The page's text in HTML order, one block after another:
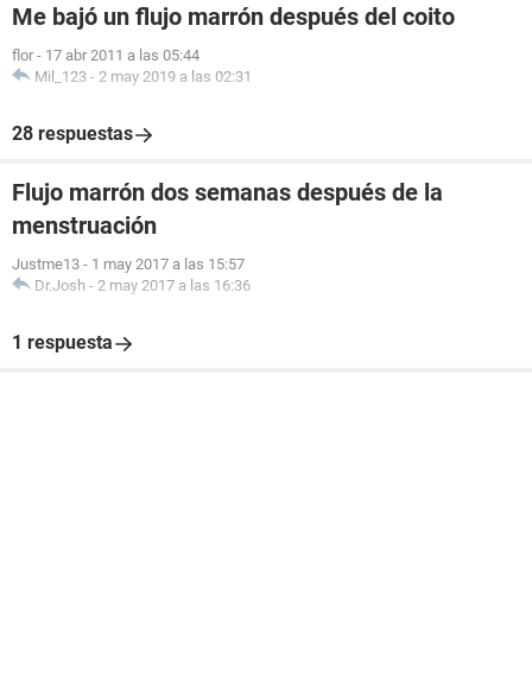
Me bajó un flujo marrón después del coito
flor - 17 abr 2011 a las 05:44
Mil_123 - 2 may 2019 a las 02:31
28 respuestas
Flujo marrón dos semanas después de la
menstruación
Justme13 - 1 may 2017 a las 15:57
Dr.Josh - 2 may 2017 a las 16:36
1 respuesta